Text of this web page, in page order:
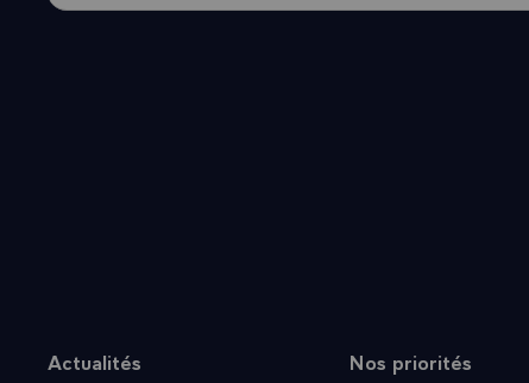
Plan du site
Actualités Nos priorités